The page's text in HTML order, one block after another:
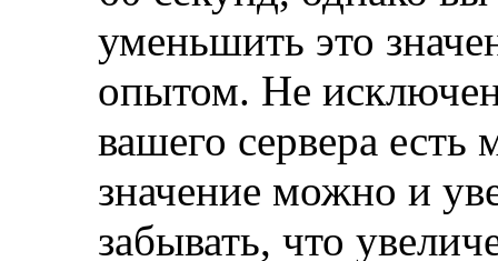
уменьшить это
опытом. Не
вашего сервера есть
значение можно и
забывать, что